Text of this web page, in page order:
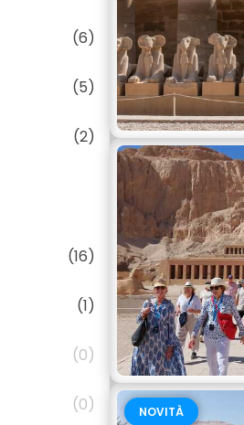
(6)
(5)
(2)
(16)
(1)
(0)
(0) NOVITÀ